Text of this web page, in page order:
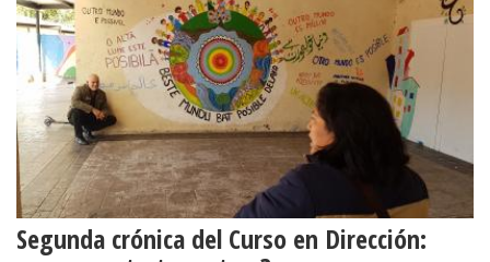
Segunda crónica del Curso en Dirección: